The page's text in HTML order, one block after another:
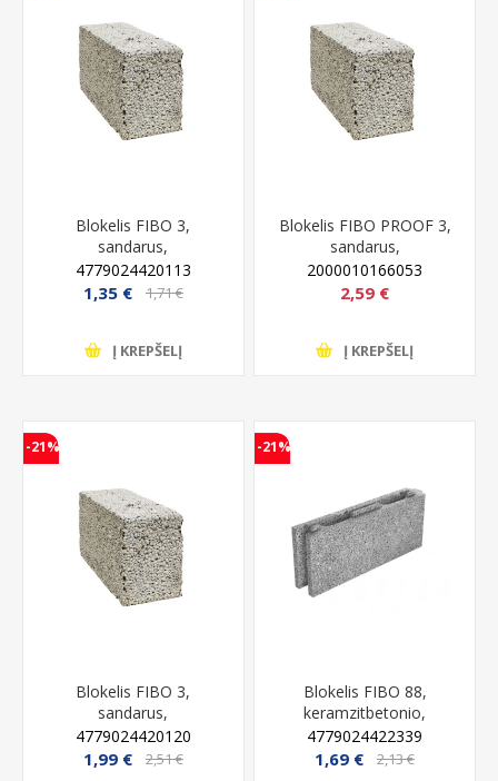
Blokelis FIBO 3,
sandarus,
keramzitbetonio, 3 MPa,
100x185x490 mm
4779024420113
1,35 € 1,71 €
Į KREPŠELĮ
Blokelis FIBO PROOF 3,
sandarus,
keramzitbetonio, 3 MPA,
200x185x490 mm
2000010166053
2,59 €
Į KREPŠELĮ
-21%
Blokelis FIBO 3,
sandarus,
keramzitbetonio, 3 MPa,
150x185x490 mm
4779024420120
1,99 € 2,51 €
-21%
Blokelis FIBO 88,
keramzitbetonio,
pertvarų montavimui,
498x88x198 mm
4779024422339
1,69 € 2,13 €